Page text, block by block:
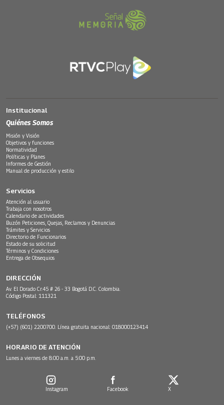
Institucional
Quiénes Somos
Misión y Visión
Objetivos y funciones
Normatividad
Políticas y Planes
Informes de Gestión
Manual de producción y estilo
Servicios
Atención al usuario
Trabaja con nosotros
Calendario de actividades
Buzón Peticiones, Quejas, Reclamos y Denuncias
Trámites y Servicios
Directorio de Funcionarios
Estado de su solicitud
Términos y Condiciones
Entrega de Obsequios
DIRECCIÓN
Av. El Dorado Cr.45 # 26 - 33 Bogotá D.C. Colombia.
Código Postal: 111321
TELÉFONOS
(+57) (601) 2200700. Línea gratuita nacional: 018000123414
HORARIO DE ATENCIÓN
Lunes a viernes de 8:00 a.m. a 5:00 p.m.
Instagram Facebook X